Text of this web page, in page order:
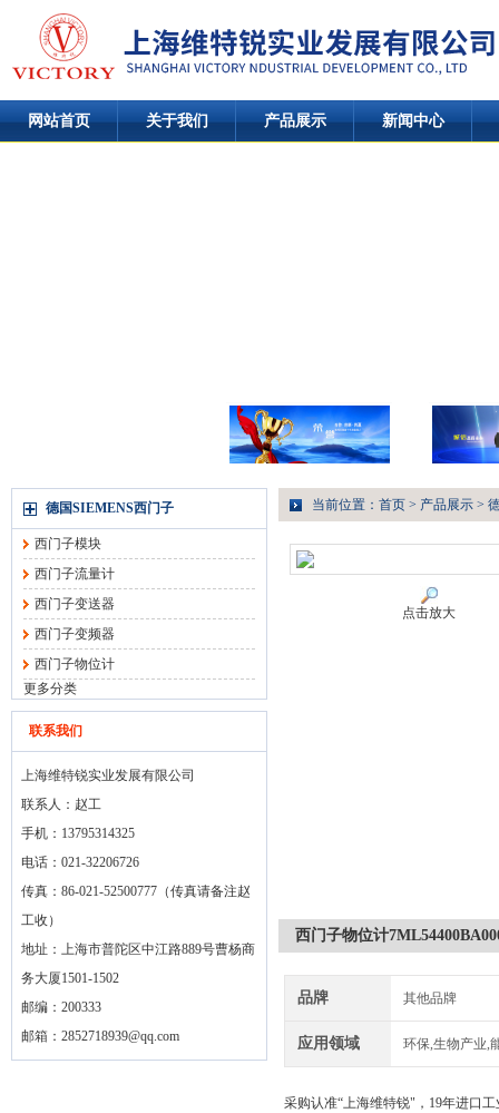
网站首页 关于我们 产品展示 新闻中心
德国SIEMENS西门子
西门子模块
西门子流量计
西门子变送器
西门子变频器
西门子物位计
更多分类
联系我们
上海维特锐实业发展有限公司
联系人：赵工
手机：13795314325
电话：021-32206726
传真：86-021-52500777（传真请备注赵
工收）
地址：上海市普陀区中江路889号曹杨商
务大厦1501-1502
邮编：200333
邮箱： 2852718939@qq.com
当前位置： 首页 > 产品展示 >
点击放大
西门子物位计
品牌 其他品牌
应用领域 环保,生物产业,
采购认准“上海维特锐"，19年进口